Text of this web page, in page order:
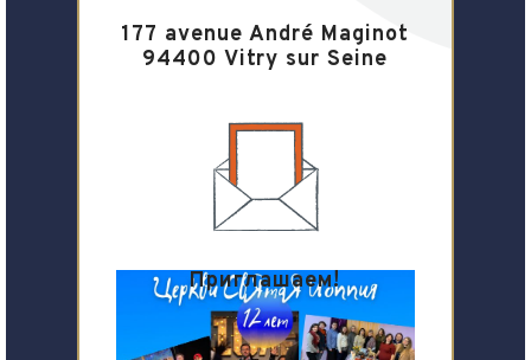
177 avenue André Maginot
94400 Vitry sur Seine
Приглашаем!